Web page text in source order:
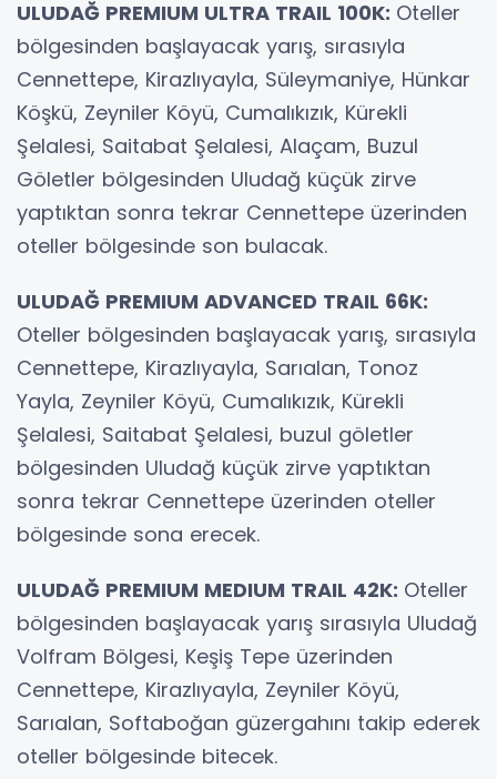
ULUDAĞ PREMIUM ULTRA TRAIL 100K: Oteller
bölgesinden başlayacak yarış, sırasıyla
Cennettepe, Kirazlıyayla, Süleymaniye, Hünkar
Köşkü, Zeyniler Köyü, Cumalıkızık, Kürekli
Şelalesi, Saitabat Şelalesi, Alaçam, Buzul
Göletler bölgesinden Uludağ küçük zirve
yaptıktan sonra tekrar Cennettepe üzerinden
oteller bölgesinde son bulacak.
ULUDAĞ PREMIUM ADVANCED TRAIL 66K:
Oteller bölgesinden başlayacak yarış, sırasıyla
Cennettepe, Kirazlıyayla, Sarıalan, Tonoz
Yayla, Zeyniler Köyü, Cumalıkızık, Kürekli
Şelalesi, Saitabat Şelalesi, buzul göletler
bölgesinden Uludağ küçük zirve yaptıktan
sonra tekrar Cennettepe üzerinden oteller
bölgesinde sona erecek.
ULUDAĞ PREMIUM MEDIUM TRAIL 42K: Oteller
bölgesinden başlayacak yarış sırasıyla Uludağ
Volfram Bölgesi, Keşiş Tepe üzerinden
Cennettepe, Kirazlıyayla, Zeyniler Köyü,
Sarıalan, Softaboğan güzergahını takip ederek
oteller bölgesinde bitecek.